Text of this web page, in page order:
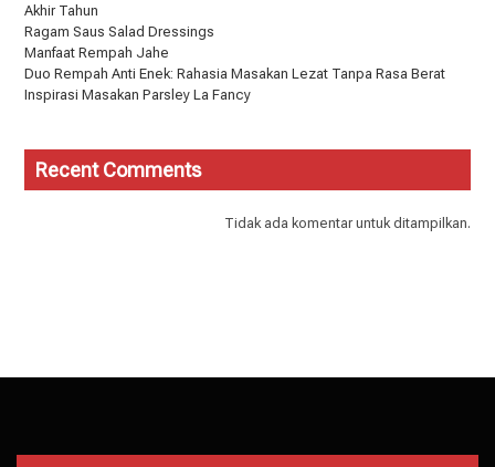
Akhir Tahun
Ragam Saus Salad Dressings
Manfaat Rempah Jahe
Duo Rempah Anti Enek: Rahasia Masakan Lezat Tanpa Rasa Berat
Inspirasi Masakan Parsley La Fancy
Recent Comments
Tidak ada komentar untuk ditampilkan.